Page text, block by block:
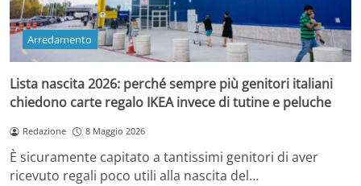
Arredamento
Lista nascita 2026: perché sempre più genitori italiani
chiedono carte regalo IKEA invece di tutine e peluche
Redazione 8 Maggio 2026
È sicuramente capitato a tantissimi genitori di aver
ricevuto regali poco utili alla nascita del…